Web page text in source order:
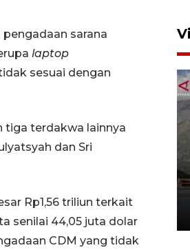
sarana
laptop
sesuai dengan
tiga terdakwa lainnya
dan Sri
Rp1,56 triliun terkait
senilai 44,05 juta dolar
CDM yang tidak
dan elegan!
2026